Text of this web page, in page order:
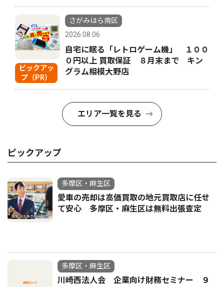
ピックアッ
プ（PR）
さがみはら南区
2026.08.06
自宅に眠る「レトロゲーム機」 １００
０円以上 買取保証 ８月末まで キン
グラム相模大野店
エリア一覧を見る
ピックアップ
多摩区・麻生区
愛車の売却は高価買取の地元買取店に任せ
て安心 多摩区・麻生区は無料出張査定
多摩区・麻生区
川崎西法人会 企業向け財務セミナー ９